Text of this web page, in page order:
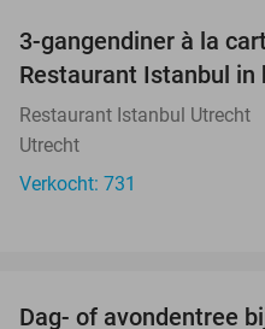
3-gangendiner à la
Restaurant Istanbul in
Restaurant Istanbul Utrecht
Utrecht
Verkocht: 731
Dag- of avondentree